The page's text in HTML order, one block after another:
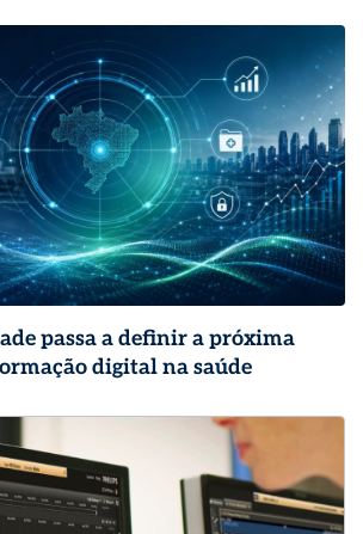
passa a definir a próxima
digital na saúde